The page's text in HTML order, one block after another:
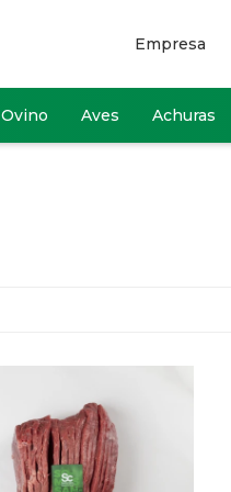
Ovino Aves Achuras
Empresa